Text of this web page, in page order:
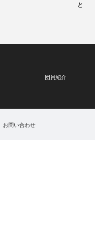
と
団員紹介
お問い合わせ